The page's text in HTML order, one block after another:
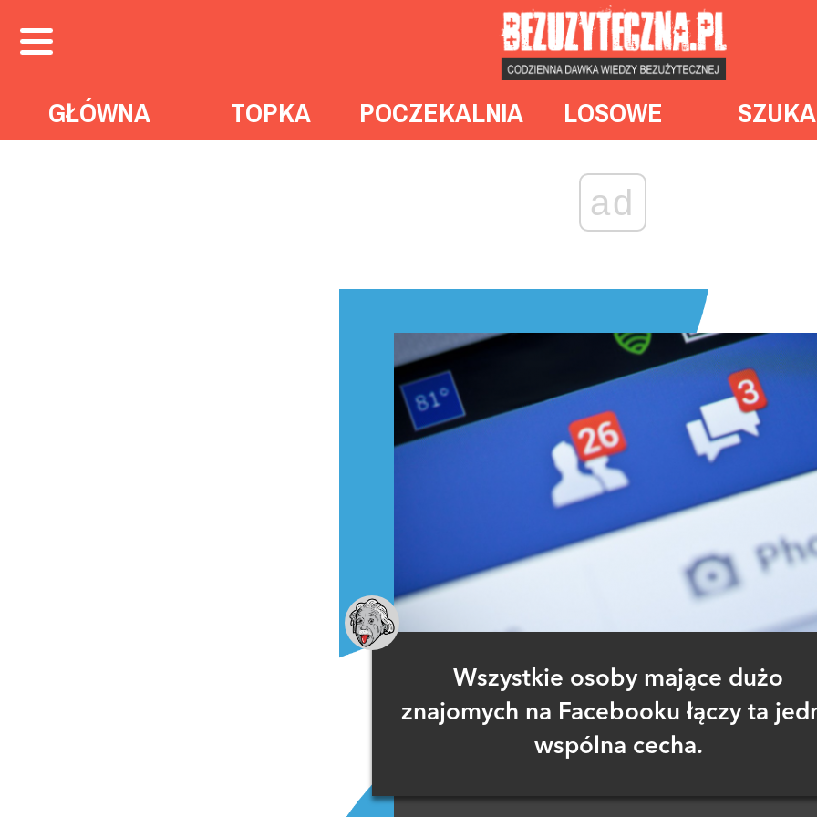
GŁÓWNA TOPKA POCZEKALNIA LOSOWE
ad
Wszystkie osoby mające dużo
znajomych na Facebooku łączy ta
wspólna cecha.